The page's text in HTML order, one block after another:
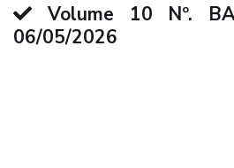
Volume 10 Nº.
06/05/2026